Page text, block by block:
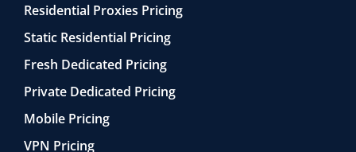
Residential Proxies Pricing
Static Residential Pricing
Fresh Dedicated Pricing
Private Dedicated Pricing
Mobile Pricing
VPN Pricing